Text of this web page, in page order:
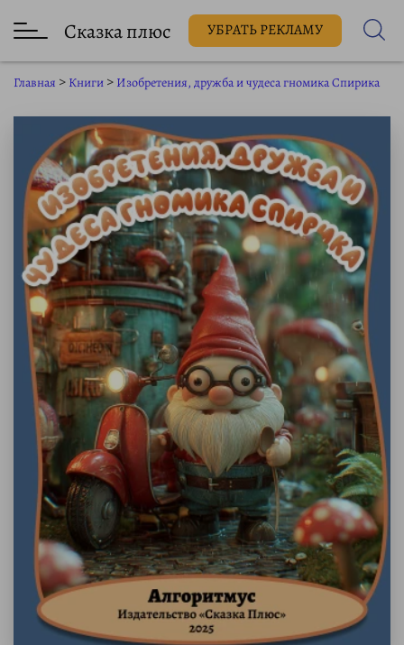
Сказка плюс УБРАТЬ РЕКЛАМУ
Главная > Книги > Изобретения, дружба и чудеса гномика Спирика